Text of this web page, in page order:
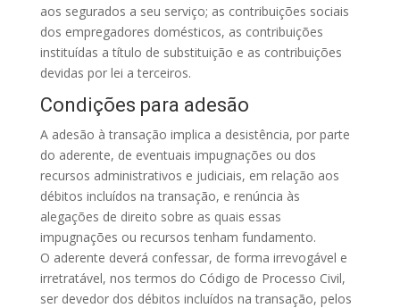
aos segurados a seu serviço; as contribuições sociais
dos empregadores domésticos, as contribuições
instituídas a título de substituição e as contribuições
devidas por lei a terceiros.
Condições para adesão
A adesão à transação implica a desistência, por parte
do aderente, de eventuais impugnações ou dos
recursos administrativos e judiciais, em relação aos
débitos incluídos na transação, e renúncia às
alegações de direito sobre as quais essas
impugnações ou recursos tenham fundamento.
O aderente deverá confessar, de forma irrevogável e
irretratável, nos termos do Código de Processo Civil,
ser devedor dos débitos incluídos na transação, pelos